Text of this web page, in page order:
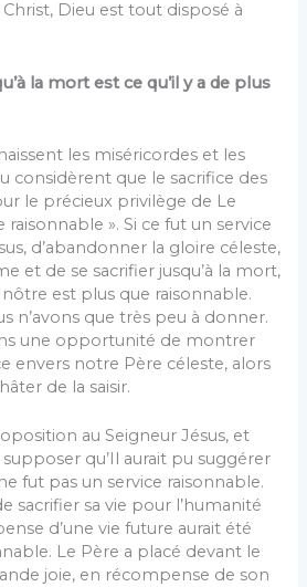
Dieu est tout disposé à
la mort est ce qu’il y a de plus
les miséricordes et les
considèrent que le sacrifice des
le précieux privilège de Le
raisonnable ». Si ce fut un service
d’abandonner la gloire céleste,
et de se sacrifier jusqu’à la mort,
est plus que raisonnable.
n’avons que très peu à donner.
une opportunité de montrer
envers notre Père céleste, alors
de la saisir.
au Seigneur Jésus, et
qu’Il aurait pu suggérer
fut pas un service raisonnable.
sacrifier sa vie pour l’humanité
d’une vie future aurait été
Le Père a placé devant le
joie, en récompense de son